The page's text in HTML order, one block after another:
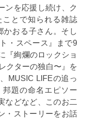
ンを応援し続け、ク
とで知られる雑誌
かおる子さん。そし
・スペース』まで9
『絢爛のロックショ
クターの独白〜』を
MUSIC LIFEの追っ
題の命名エピソー
などなど、このお二
・ストーリーをお話